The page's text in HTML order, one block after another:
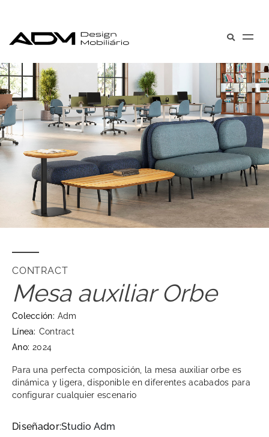
CONTRACT
Mesa auxiliar Orbe
Colección: Adm
Línea: Contract
Ano: 2024
Para una perfecta composición, la mesa auxiliar orbe es
dinámica y ligera, disponible en diferentes acabados para
configurar cualquier escenario
Diseñador:Studio Adm